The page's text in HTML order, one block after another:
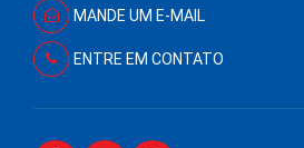
MANDE UM E-MAIL
ENTRE EM CONTATO